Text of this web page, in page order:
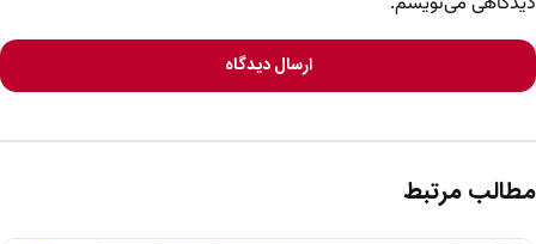
ارسال دیدگاه
مطالب مرتبط